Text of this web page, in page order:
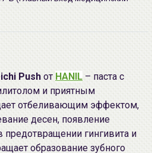
Push от HANIL – паста с
и приятным
отбеливающим эффектом,
десен, появление
предотвращении гингивита и
образование зубного